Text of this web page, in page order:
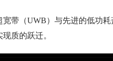
带（UWB）与先进的低功耗
质的跃迁。